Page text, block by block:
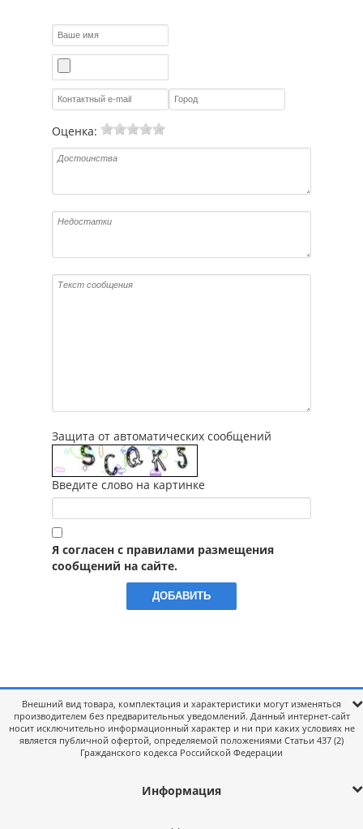
Оценка:
Защита от автоматических сообщений
Введите слово на картинке
Я согласен с правилами размещения
сообщений на сайте.
Внешний вид товара, комплектация и характеристики могут изменяться
производителем без предварительных уведомлений. Данный интернет-сайт
носит исключительно информационный характер и ни при каких условиях не
является публичной офертой, определяемой положениями Статьи 437 (2)
Гражданского кодекса Российской Федерации
Информация